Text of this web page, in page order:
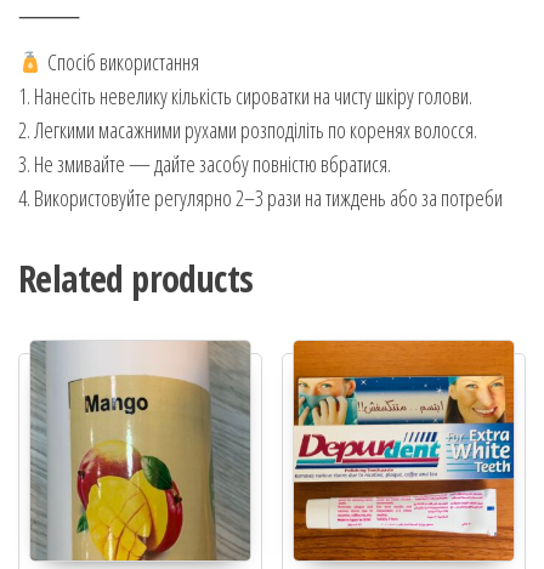
⸻
Спосіб використання
1. Нанесіть невелику кількість сироватки на чисту шкіру голови.
2. Легкими масажними рухами розподіліть по коренях волосся.
3. Не змивайте — дайте засобу повністю вбратися.
4. Використовуйте регулярно 2–3 рази на тиждень або за потреби
Related products